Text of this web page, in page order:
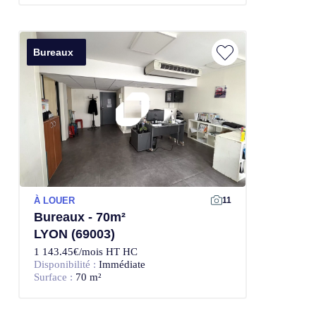
Bureaux
À LOUER 11
Bureaux - 70m²
LYON (69003)
1 143.45€/mois HT HC
Disponibilité : Immédiate
Surface : 70 m²